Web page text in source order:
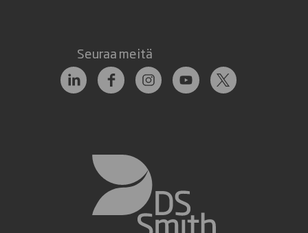
Seuraa meitä